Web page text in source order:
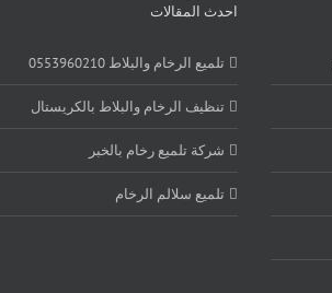
احدث المقالات
تلميع الرخام والبلاط 0553960210
تنظيف الرخام والبلاط بالكريستال
شركة تلميع رخام بالخبر
تلميع سلالم الرخام